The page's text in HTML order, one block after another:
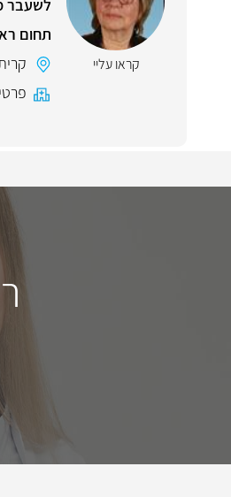
קראו עליי
לשעבר
תחום
פרטי